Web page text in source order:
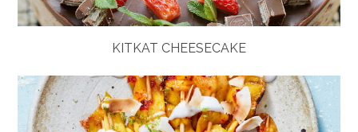
KITKAT CHEESECAKE